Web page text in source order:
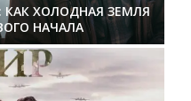
КАК ХОЛОДНАЯ ЗЕМЛЯ
НАЧАЛА